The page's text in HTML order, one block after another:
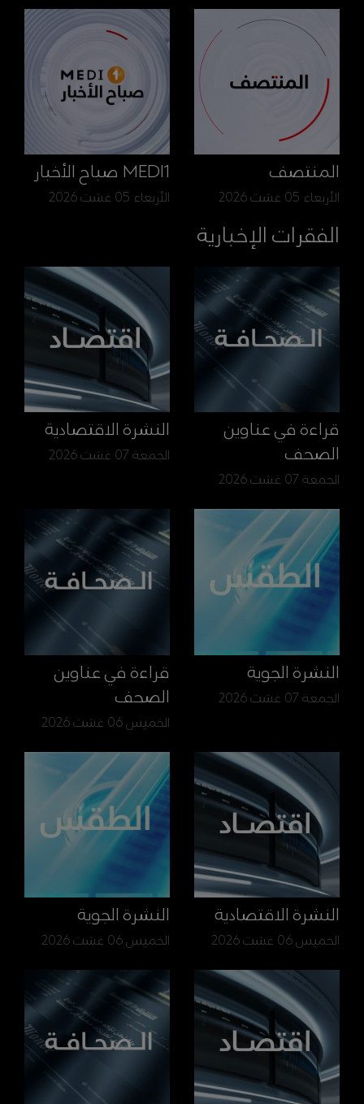
المنتصف
الأربعاء 05 غشت 2026
MEDI1 صباح الأخبار
الأربعاء 05 غشت 2026
الفقرات الإخبارية
قراءة في عناوين
الصحف
الجمعة 07 غشت 2026
النشرة الاقتصادية
الجمعة 07 غشت 2026
النشرة الجوية
الجمعة 07 غشت 2026
قراءة في عناوين
الصحف
الخميس 06 غشت 2026
النشرة الاقتصادية
الخميس 06 غشت 2026
النشرة الجوية
الخميس 06 غشت 2026